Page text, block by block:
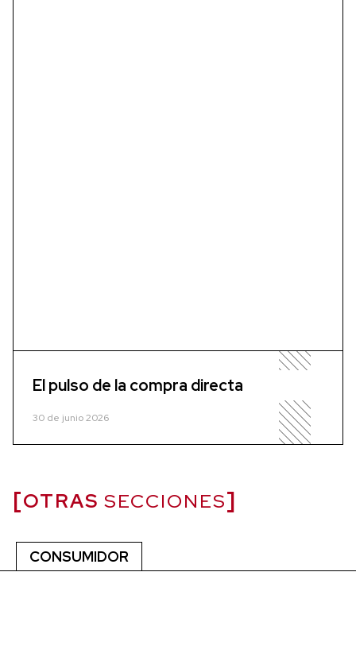
El pulso de la compra directa
30 de junio 2026
OTRAS SECCIONES
CONSUMIDOR